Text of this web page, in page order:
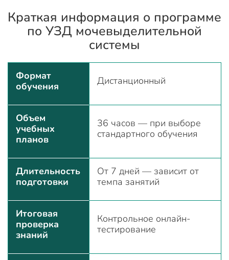
Краткая информация о программе
по УЗД мочевыделительной
системы
Формат
обучения
Дистанционный
Объем
учебных
планов
36 часов — при выборе
стандартного обучения
Длительность
подготовки
От 7 дней — зависит от
темпа занятий
Итоговая
проверка
знаний
Контрольное онлайн-
тестирование